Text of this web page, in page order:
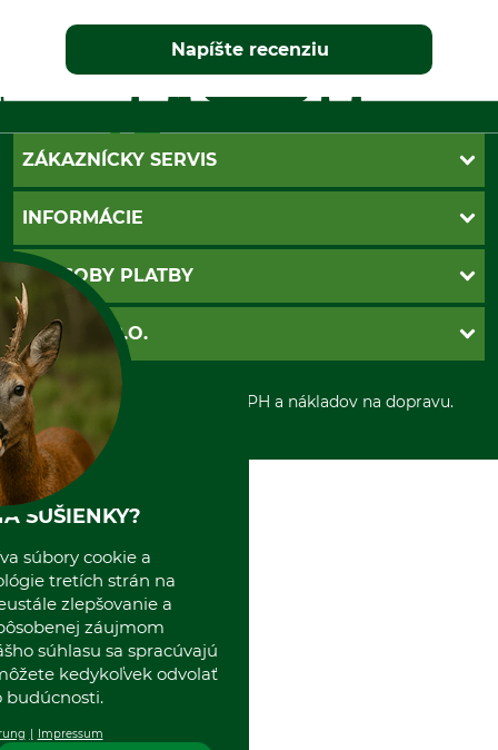
Napíšte recenziu
ZÁKAZNÍCKY SERVIS
Kontakt
Newsletter
Nastavenia súborov cookie
INFORMÁCIE
Povinné údaje
Obchodné podmienky
Ochrana osobnych udajov
Otváracie hodiny
Zrušenie objednávky
SPÔSOBY PLATBY
Dobierka
Platba vopred
Sepa-inkaso
Osobný odber
GRUBE S.R.O.
O nás
Predajňa
Kolektív GRUBE
Naše pobočky v Európe
*Všetky ceny sú vrátane DPH a nákladov na dopravu.
SUŠIENKY?
súbory cookie a
tretích strán na
zlepšovanie a
záujmom
súhlasu sa spracúvajú
kedykoľvek odvolať
budúcnosti.
Impressum